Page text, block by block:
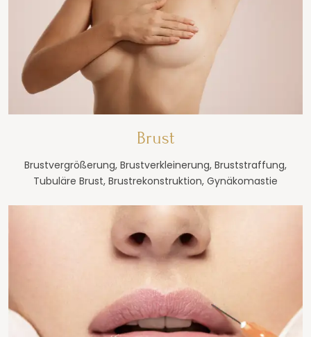
Brust
Brustvergrößerung, Brustverkleinerung, Bruststraffung,
Tubuläre Brust, Brustrekonstruktion, Gynäkomastie